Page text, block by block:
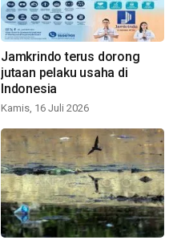
Jamkrindo terus dorong
jutaan pelaku usaha di
Indonesia
Kamis, 16 Juli 2026